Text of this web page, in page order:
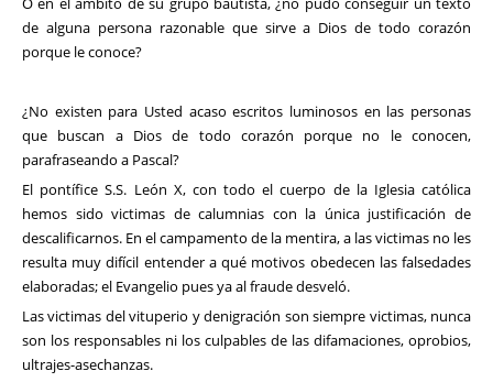
de alguna persona razonable que sirve a Dios de todo corazón
porque le conoce?
¿No existen para Usted acaso escritos luminosos en las personas
que buscan a Dios de todo corazón porque no le conocen,
parafraseando a Pascal?
El pontífice S.S. León X, con todo el cuerpo de la Iglesia católica
hemos sido victimas de calumnias con la única justificación de
descalificarnos. En el campamento de la mentira, a las victimas no les
resulta muy difícil entender a qué motivos obedecen las falsedades
elaboradas; el Evangelio pues ya al fraude desveló.
Las victimas del vituperio y denigración son siempre victimas, nunca
son los responsables ni los culpables de las difamaciones, oprobios,
ultrajes-asechanzas.